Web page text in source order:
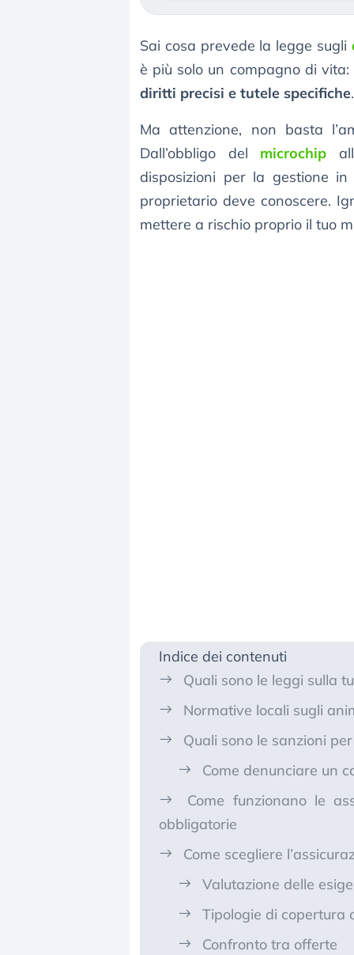
Sai cosa prevede la legge sugli
è più solo un compagno di
diritti precisi e tutele specifiche.
Ma attenzione, non basta
Dall’obbligo del microchip
disposizioni per la gestione
proprietario deve conoscere.
mettere a rischio proprio il tuo
Indice dei contenuti
Quali sono le leggi sulla
Normative locali sugli
Quali sono le sanzioni
Come denunciare un
Come funzionano le
obbligatorie
Come scegliere
Valutazione delle
Tipologie di copertura
Confronto tra offerte